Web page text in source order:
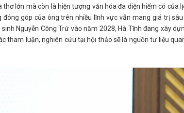
thơ lớn mà còn là hiện tượng văn hóa đa diện hiếm có của
đóng góp của ông trên nhiều lĩnh vực vẫn mang giá trị
Nguyễn Công Trứ vào năm 2028, Hà Tĩnh đang xây
tham luận, nghiên cứu tại hội thảo sẽ là nguồn tư liệu